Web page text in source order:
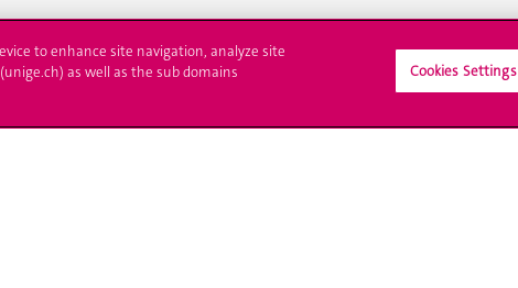
L'UNIGE vous informe
to enhance site navigation, analyze site
as well as the sub domains
Cookies Settings